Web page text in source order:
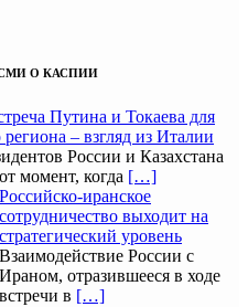
О КАСПИИ
Путина и Токаева для
– взгляд из Италии
России и Казахстана
момент, когда […]
Российско-иранское
сотрудничество выходит на
стратегический уровень
Взаимодействие России с
Ираном, отразившееся в ходе
встречи в […]